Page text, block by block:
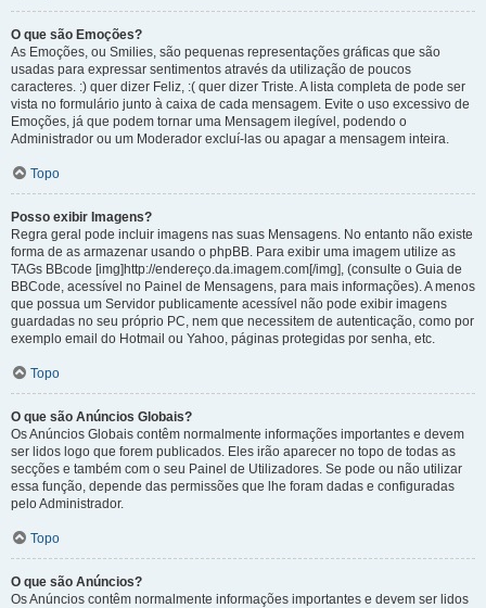
O que são Emoções?
As Emoções, ou Smilies, são pequenas representações gráficas que são
usadas para expressar sentimentos através da utilização de poucos
caracteres. :) quer dizer Feliz, :( quer dizer Triste. A lista completa de pode ser
vista no formulário junto à caixa de cada mensagem. Evite o uso excessivo de
Emoções, já que podem tornar uma Mensagem ilegível, podendo o
Administrador ou um Moderador excluí-las ou apagar a mensagem inteira.
Topo
Posso exibir Imagens?
Regra geral pode incluir imagens nas suas Mensagens. No entanto não existe
forma de as armazenar usando o phpBB. Para exibir uma imagem utilize as
TAGs BBcode [img]http://endereço.da.imagem.com[/img], (consulte o Guia de
BBCode, acessível no Painel de Mensagens, para mais informações). A menos
que possua um Servidor publicamente acessível não pode exibir imagens
guardadas no seu próprio PC, nem que necessitem de autenticação, como por
exemplo email do Hotmail ou Yahoo, páginas protegidas por senha, etc.
Topo
O que são Anúncios Globais?
Os Anúncios Globais contêm normalmente informações importantes e devem
ser lidos logo que forem publicados. Eles irão aparecer no topo de todas as
secções e também com o seu Painel de Utilizadores. Se pode ou não utilizar
essa função, depende das permissões que lhe foram dadas e configuradas
pelo Administrador.
Topo
O que são Anúncios?
Os Anúncios contêm normalmente informações importantes e devem ser lidos